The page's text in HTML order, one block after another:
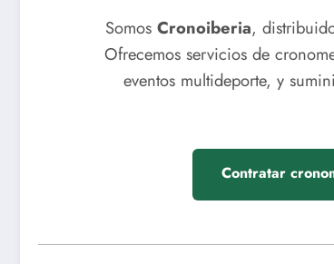
SomosCronoiberia,
Ofrecemos servicios de
eventos multideporte, y
Contratar